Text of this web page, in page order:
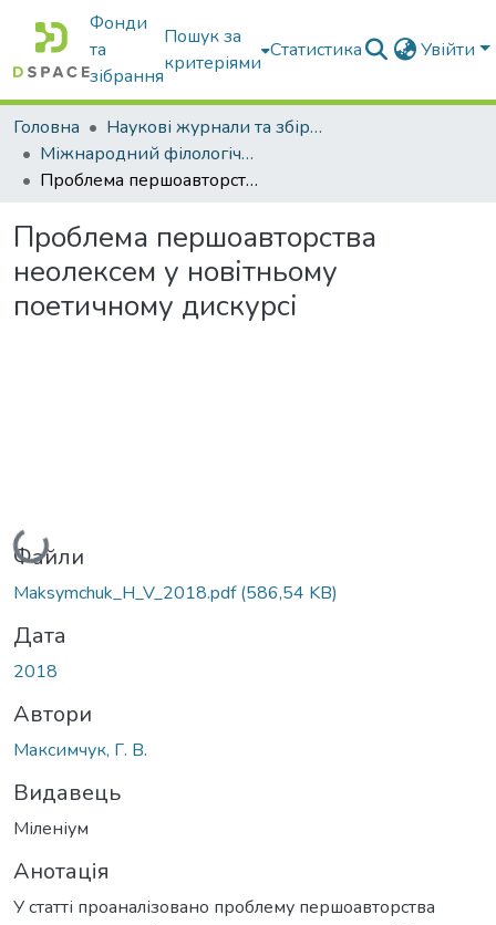
Фонди
та
зібрання
Пошук за
критеріями
Статистика Увійти
Головна
Наукові журнали та збірники видань
Міжнародний філологічний часопис
Проблема першоавторства неолексем у новітньому поетичному дискурсі
Проблема першоавторства
неолексем у новітньому
поетичному дискурсі
Вантажиться...
Файли
Maksymchuk_H_V_2018.pdf(586,54 KB)
Дата
2018
Автори
Максимчук, Г. В.
Видавець
Міленіум
Анотація
У статті проаналізовано проблему першоавторства